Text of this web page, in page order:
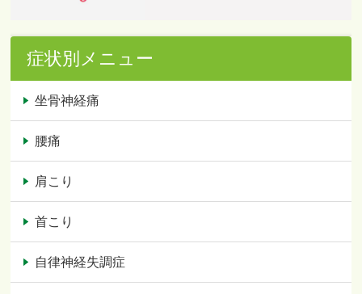
症状別メニュー
坐骨神経痛
腰痛
肩こり
首こり
自律神経失調症